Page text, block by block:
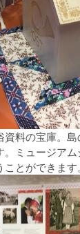
資料の宝庫。
。ミュージア
とができます